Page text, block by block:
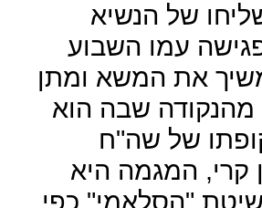
של הנשיא
עמו השבוע
את המשא ומתן
שבה הוא
של שה"ח
קרי, המגמה היא
"הסלאמי" כפי